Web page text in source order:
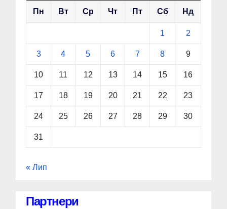
Пн Вт Ср Чт Пт Сб Нд
1 2
3 4 5 6 7 8 9
10 11 12 13 14 15 16
17 18 19 20 21 22 23
24 25 26 27 28 29 30
31
« Лип
Партнери